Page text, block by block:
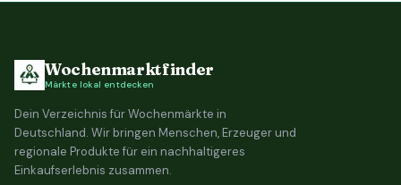
Wochenmarktfinder
Märkte lokal entdecken
Dein Verzeichnis für Wochenmärkte in
Deutschland. Wir bringen Menschen, Erzeuger und
regionale Produkte für ein nachhaltigeres
Einkaufserlebnis zusammen.